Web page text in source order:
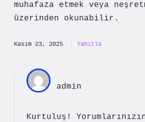
muhafaza etmek veya
üzerinden okunabilir.
Kasım 23, 2025 Yanıtla
admin
Kurtuluş!